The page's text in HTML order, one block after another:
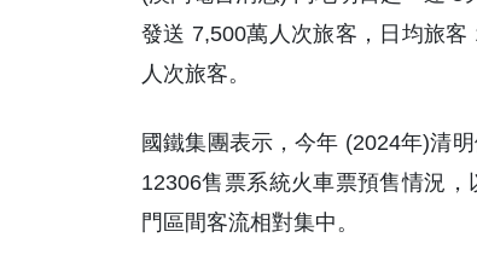
發送 7,500萬人次旅客，日均旅
人次旅客。
國鐵集團表示，今年 (2024年)清
12306售票系統火車票預售情況
門區間客流相對集中。